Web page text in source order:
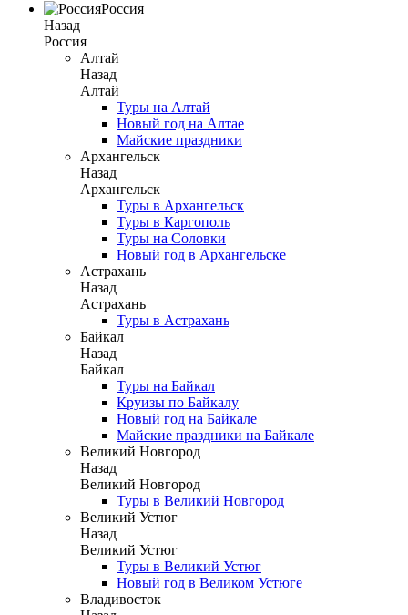
Россия
Назад
Россия
Алтай
Назад
Алтай
Туры на Алтай
Новый год на Алтае
Майские праздники
Архангельск
Назад
Архангельск
Туры в Архангельск
Туры в Каргополь
Туры на Соловки
Новый год в Архангельске
Астрахань
Назад
Астрахань
Туры в Астрахань
Байкал
Назад
Байкал
Туры на Байкал
Круизы по Байкалу
Новый год на Байкале
Майские праздники на Байкале
Великий Новгород
Назад
Великий Новгород
Туры в Великий Новгород
Великий Устюг
Назад
Великий Устюг
Туры в Великий Устюг
Новый год в Великом Устюге
Владивосток